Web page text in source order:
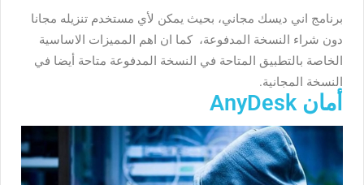
برنامج اني ديسك مجاني، بحيث يمكن لأي مستخدم تنزيله مجانا
دون شراء النسخة المدفوعة، كما ان اهم المميزات الاساسية
الخاصة بالتطبيق المتاحة في النسخة المدفوعة متاحة أيضا في
النسخة المجانية.
أمان AnyDesk